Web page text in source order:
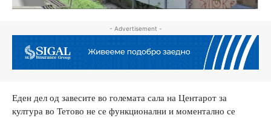
- Advertisement -
Еден дел од завесите во големата сала на Центарот за
култура во Тетово не се функционални и моментално се